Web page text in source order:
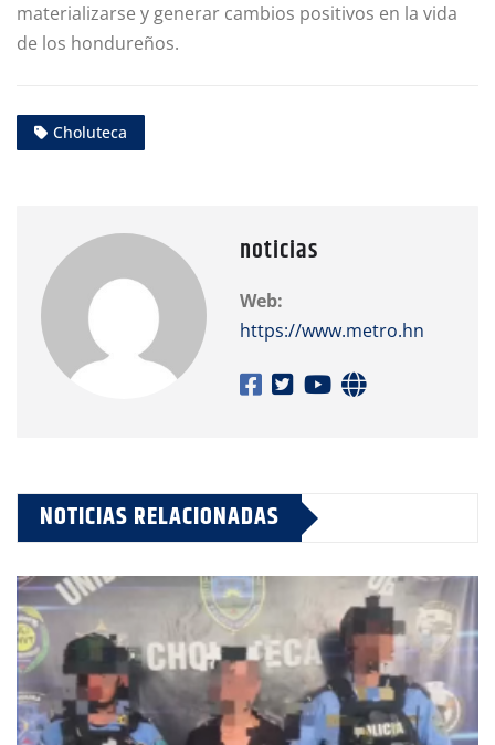
materializarse y generar cambios positivos en la vida
de los hondureños.
Choluteca
noticias
Web:
https://www.metro.hn
NOTICIAS RELACIONADAS